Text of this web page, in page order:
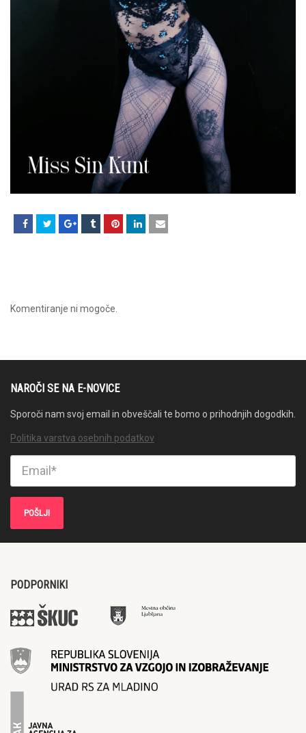
Komentiranje ni mogoče.
NAROČI SE NA E-NOVICE
Sporoči nam svoj email in obveščali te bomo o prihodnjih dogodkih.
Politika varstva osebnih podatkov
PODPORNIKI